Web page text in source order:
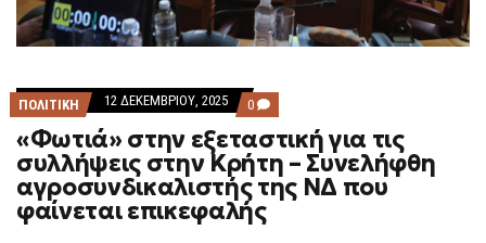
ΠΟΛΙΤΙΚΗ 12 ΔΕΚΕΜΒΡΊΟΥ, 2025 0 COMMENTS
ON
«ΦΩΤΙΆ»
ΣΤΗΝ
ΕΞΕΤΑΣΤΙΚΉ
ΓΙΑ
ΤΙΣ
ΣΥΛΛΉΨΕΙΣ
«Φωτιά» στην εξεταστική για τις
συλλήψεις στην Κρήτη – Συνελήφθη
αγροσυνδικαλιστής της ΝΔ που
φαίνεται επικεφαλής